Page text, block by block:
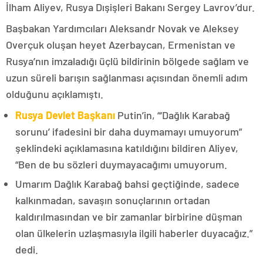
İlham Aliyev, Rusya Dışişleri Bakanı Sergey Lavrov’dur.
Başbakan Yardımcıları Aleksandr Novak ve Aleksey
Overçuk oluşan heyet Azerbaycan, Ermenistan ve
Rusya’nın imzaladığı üçlü bildirinin bölgede sağlam ve
uzun süreli barışın sağlanması açısından önemli adım
olduğunu açıklamıştı.
Rusya Devlet Başkanı Putin’in, “‘Dağlık Karabağ
sorunu’ ifadesini bir daha duymamayı umuyorum”
şeklindeki açıklamasına katıldığını bildiren Aliyev,
“Ben de bu sözleri duymayacağımı umuyorum.
Umarım Dağlık Karabağ bahsi geçtiğinde, sadece
kalkınmadan, savaşın sonuçlarının ortadan
kaldırılmasından ve bir zamanlar birbirine düşman
olan ülkelerin uzlaşmasıyla ilgili haberler duyacağız.”
dedi.